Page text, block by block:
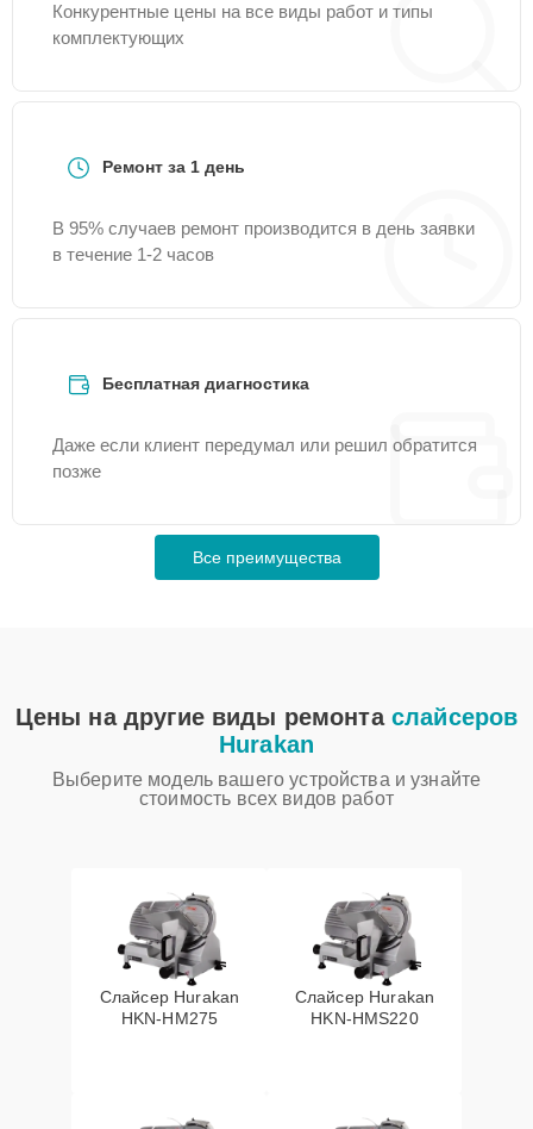
Конкурентные цены на все виды работ и типы
комплектующих
Ремонт за 1 день
В 95% случаев ремонт производится в день заявки
в течение 1-2 часов
Бесплатная диагностика
Даже если клиент передумал или решил обратится
позже
Все преимущества
Цены на другие виды ремонта слайсеров
Hurakan
Выберите модель вашего устройства и узнайте
стоимость всех видов работ
Слайсер Hurakan
HKN-HM275
Слайсер Hurakan
HKN-HMS220